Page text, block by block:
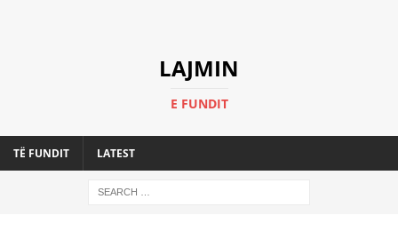
LAJMIN
E FUNDIT
TË FUNDIT LATEST